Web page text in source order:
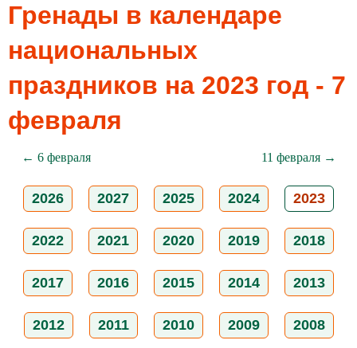
Гренады в календаре
национальных
праздников на 2023 год - 7
февраля
← 6 февраля 11 февраля →
2026 2027 2025 2024 2023
2022 2021 2020 2019 2018
2017 2016 2015 2014 2013
2012 2011 2010 2009 2008